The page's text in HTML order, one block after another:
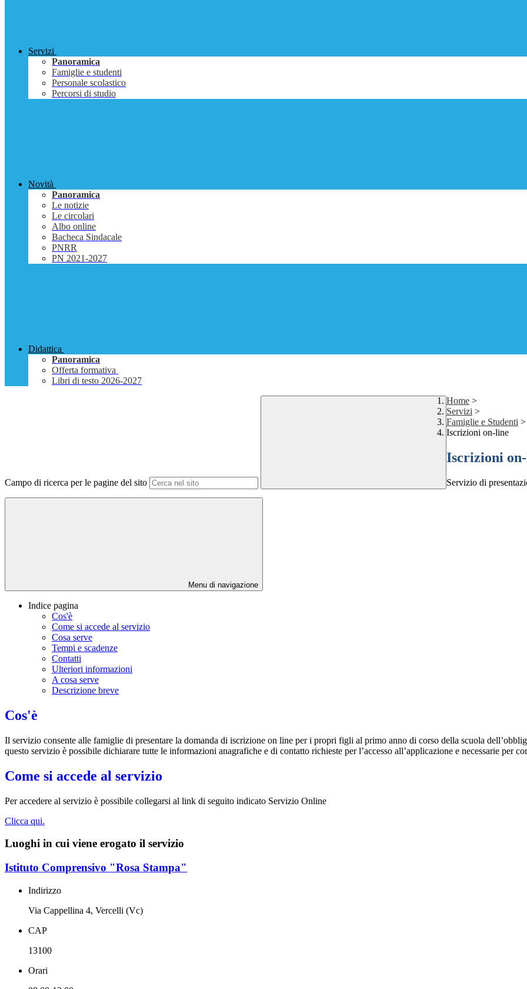
Servizi
Panoramica
Famiglie e studenti
Personale scolastico
Percorsi di studio
Novità
Panoramica
Le notizie
Le circolari
Albo online
Bacheca Sindacale
PNRR
PN 2021-2027
Didattica
Panoramica
Offerta formativa
Libri di testo 2026-2027
Campo di ricerca per le pagine del sito
Home >
Servizi >
Famiglie e Studenti >
Iscrizioni on-line
Iscrizioni
Servizio di
Menu di navigazione
Indice pagina
Cos'è
Come si accede al servizio
Cosa serve
Tempi e scadenze
Contatti
Ulteriori informazioni
A cosa serve
Descrizione breve
Cos'è
Il servizio consente alle famiglie di presentare la domanda di iscrizione on line per i propri figli al primo anno di corso della scuola
questo servizio è possibile dichiarare tutte le informazioni anagrafiche e di contatto richieste per l’accesso all’applicazione e necessarie per
Come si accede al servizio
Per accedere al servizio è possibile collegarsi al link di seguito indicato Servizio Online
Clicca qui.
Luoghi in cui viene erogato il servizio
Istituto Comprensivo "Rosa Stampa"
Indirizzo
Via Cappellina 4, Vercelli (Vc)
CAP
13100
Orari